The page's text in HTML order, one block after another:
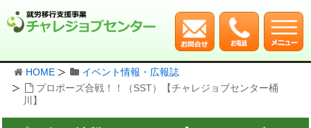
HOME
イベント情報・広報誌
プロポーズ合戦！！（SST）【チャレジョブセンター桶
川】